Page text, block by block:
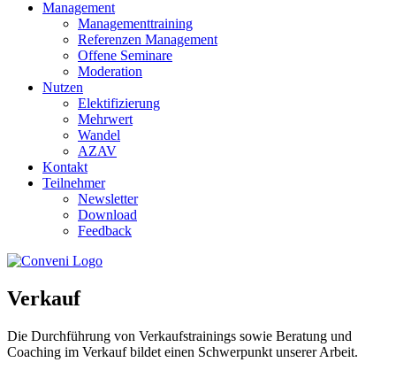
Management
Managementtraining
Referenzen Management
Offene Seminare
Moderation
Nutzen
Elektifizierung
Mehrwert
Wandel
AZAV
Kontakt
Teilnehmer
Newsletter
Download
Feedback
Verkauf
Die Durchführung von Verkaufstrainings sowie Beratung und
Coaching im Verkauf bildet einen Schwerpunkt unserer Arbeit.